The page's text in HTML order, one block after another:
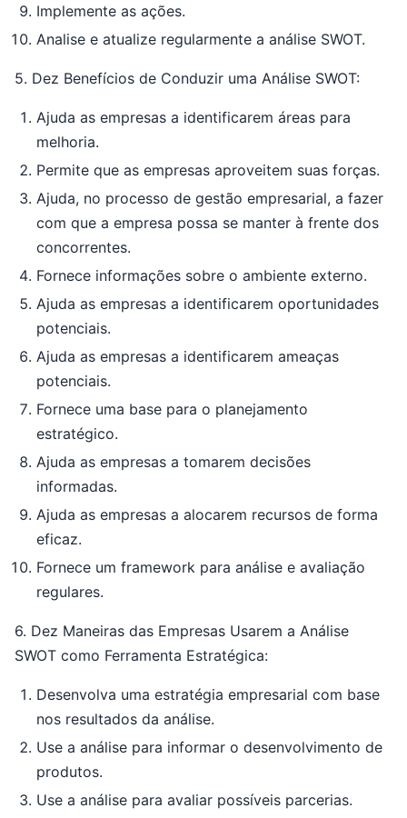
Implemente as ações.
Analise e atualize regularmente a análise SWOT.
5. Dez Benefícios de Conduzir uma Análise SWOT:
Ajuda as empresas a identificarem áreas para
melhoria.
Permite que as empresas aproveitem suas forças.
Ajuda, no processo de gestão empresarial, a fazer
com que a empresa possa se manter à frente dos
concorrentes.
Fornece informações sobre o ambiente externo.
Ajuda as empresas a identificarem oportunidades
potenciais.
Ajuda as empresas a identificarem ameaças
potenciais.
Fornece uma base para o planejamento
estratégico.
Ajuda as empresas a tomarem decisões
informadas.
Ajuda as empresas a alocarem recursos de forma
eficaz.
Fornece um framework para análise e avaliação
regulares.
6. Dez Maneiras das Empresas Usarem a Análise
SWOT como Ferramenta Estratégica:
Desenvolva uma estratégia empresarial com base
nos resultados da análise.
Use a análise para informar o desenvolvimento de
produtos.
Use a análise para avaliar possíveis parcerias.